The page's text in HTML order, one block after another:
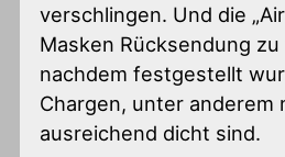
verschlingen. Und die
Masken Rücksendung
nachdem festgestellt
Chargen, unter anderem
ausreichend dicht sind.